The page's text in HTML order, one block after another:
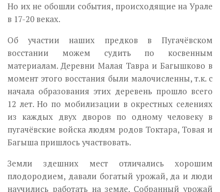
Но их не обошли события, происходящие на Урале
в 17-20 веках.
Об участии наших предков в Пугачёвском
восстании можем судить по косвенным
материалам. Деревни Малая Тавра и Багышково в
мо­мент этого восстания были малочисленны, т.к. с
начала образования этих деревень прошло всего
12 лет. Но по мобилизации в окрестных селениях
из каждых двух дворов по одному человеку в
пугачёвские вой­ска людям родов Токтара, Товая и
Багыша пришлось участвовать.
Земли здешних мест отличались хорошим
плодородием, давали бога­тый урожай, да и люди
научились работать на земле. Собранный уро­жай